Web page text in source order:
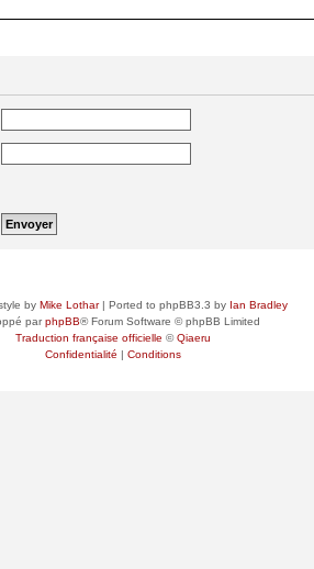
by Mike Lothar| Ported to phpBB3.3 by Ian Bradley
parphpBB® Forum Software © phpBB Limited
Traduction française officielle ©Qiaeru
Confidentialité | Conditions